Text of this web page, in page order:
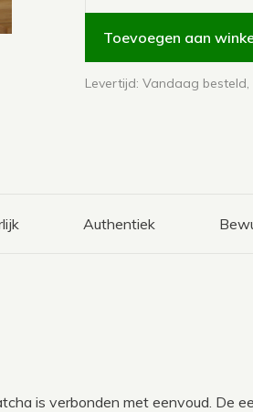
Toevoegen aan
Levertijd: Vandaag besteld,
Authentiek
is verbonden met eenvoud. De